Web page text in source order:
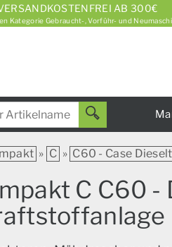
AB 300€
Kategorie Gebraucht-, Vorführ- und
» C » C60 - Case
C C60